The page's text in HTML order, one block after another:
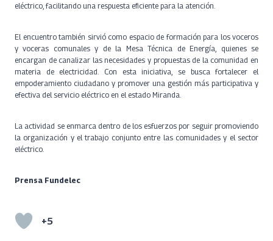
eléctrico, facilitando una respuesta eficiente para la atención.
El encuentro también sirvió como espacio de formación para los voceros
y voceras comunales y de la Mesa Técnica de Energía, quienes se
encargan de canalizar las necesidades y propuestas de la comunidad en
materia de electricidad. Con esta iniciativa, se busca fortalecer el
empoderamiento ciudadano y promover una gestión más participativa y
efectiva del servicio eléctrico en el estado Miranda.
La actividad se enmarca dentro de los esfuerzos por seguir promoviendo
la organización y el trabajo conjunto entre las comunidades y el sector
eléctrico.
Prensa Fundelec
+5